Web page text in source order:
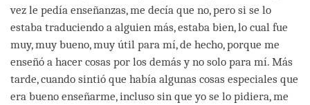
vez le pedía enseñanzas, me decía que no, pero si se lo
estaba traduciendo a alguien más, estaba bien, lo cual fue
muy, muy bueno, muy útil para mí, de hecho, porque me
enseñó a hacer cosas por los demás y no solo para mí. Más
tarde, cuando sintió que había algunas cosas especiales que
era bueno enseñarme, incluso sin que yo se lo pidiera, me